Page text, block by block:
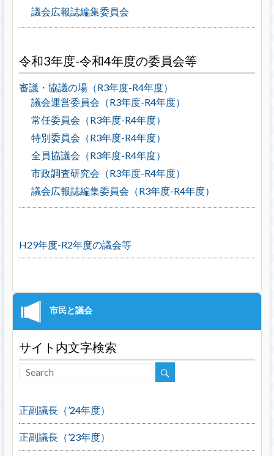
議会広報誌編集委員会
令和3年度-令和4年度の委員会等
審議・協議の場（R3年度-R4年度）
議会運営委員会（R3年度-R4年度）
常任委員会（R3年度-R4年度）
特別委員会（R3年度-R4年度）
全員協議会（R3年度-R4年度）
市政調査研究会（R3年度-R4年度）
議会広報誌編集委員会（R3年度-R4年度）
H29年度-R2年度の議会等
サイト内文字検索
正副議長（’24年度）
正副議長（’23年度）